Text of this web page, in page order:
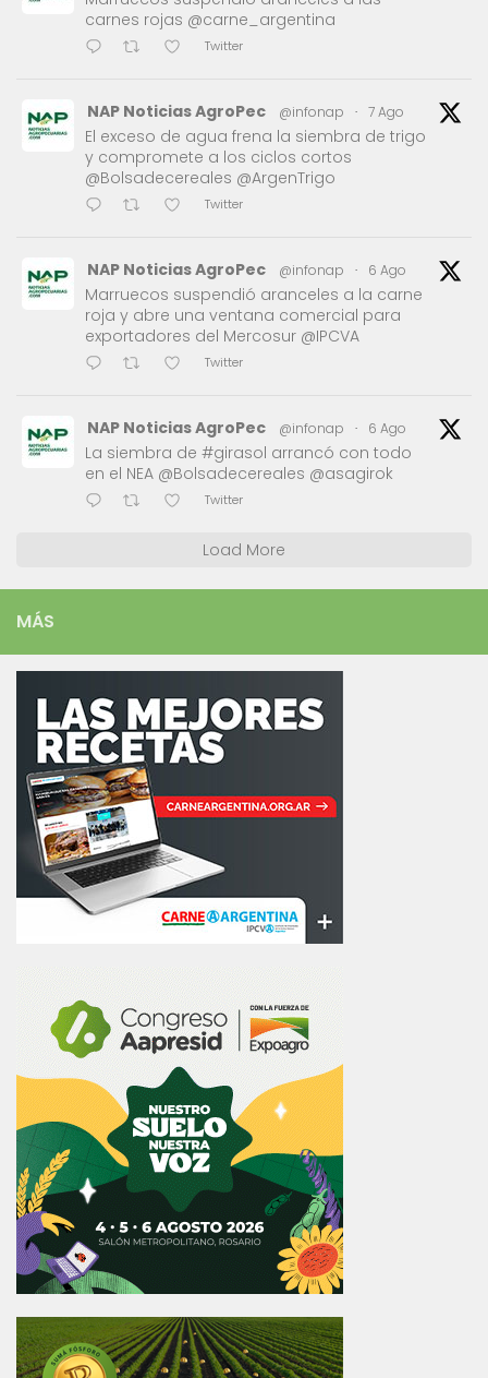
carnes rojas @carne_argentina
Twitter
NAP Noticias AgroPec @infonap · 7 Ago
El exceso de agua frena la siembra de trigo
y compromete a los ciclos cortos
@Bolsadecereales @ArgenTrigo
Twitter
NAP Noticias AgroPec @infonap · 6 Ago
Marruecos suspendió aranceles a la carne
roja y abre una ventana comercial para
exportadores del Mercosur @IPCVA
Twitter
NAP Noticias AgroPec @infonap · 6 Ago
La siembra de #girasol arrancó con todo
en el NEA @Bolsadecereales @asagirok
Twitter
Load More
MÁS